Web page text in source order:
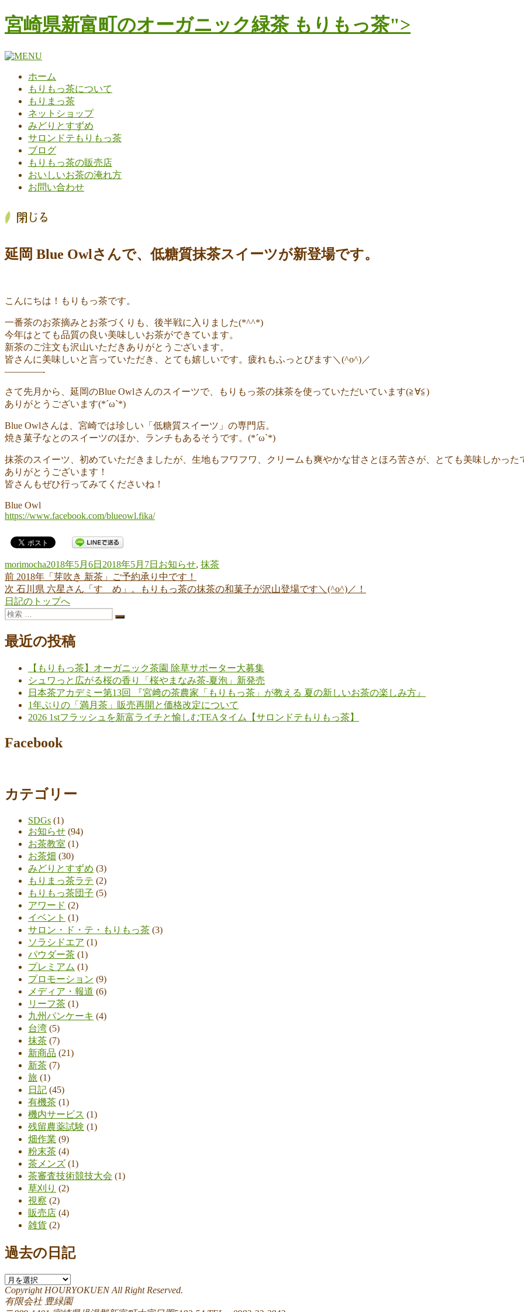
コ
ン
ン
宮崎県新富町のオーガニック緑茶 もりもっ茶">
ホーム
もりもっ茶について
もりまっ茶
ネットショップ
みどりとすずめ
サロンドテもりもっ茶
ブログ
もりもっ茶の販売店
おいしいお茶の淹れ方
お問い合わせ
延岡 Blue Owlさんで、低糖質抹茶スイーツが新登場です。
こんにちは！もりもっ茶です。
一番茶のお茶摘みとお茶づくりも、後半戦に入りました(*^^*)
今年はとても品質の良い美味しいお茶ができています。
新茶のご注文も沢山いただきありがとうございます。
皆さんに美味しいと言っていただき、とても嬉しいです。疲れもふっとびます＼(^o^)／
————-
さて先月から、延岡のBlue Owlさんのスイーツで、もりもっ茶の抹茶を使っていただいています(≧∀≦)
ありがとうございます(*´ω`*)
Blue Owlさんは、宮崎では珍しい「低糖質スイーツ」の専門店。
焼き菓子なとのスイーツのほか、ランチもあるそうです。(*´ω`*)
抹茶のスイーツ、初めていただきましたが、生地もフワフワ、クリームも爽やかな甘さとほろ苦さが、とても美味しかった
ありがとうございます！
皆さんもぜひ行ってみてくださいね！
Blue Owl
https://www.facebook.com/blueowl.fika/
投
稿
者
morimocha投
稿
日:
2018年5月6日 2018年5月7日 カ
テ
ゴ
お知らせ, 抹茶
投
稿
ナ
ビ
前 前
の
投
稿:
2018年「芽吹き 新茶」ご予約承り中です！
次 次
の
投
石川県 六星さん「すゞめ」。もりもっ茶の抹茶の和菓子が沢山登場です＼(^o^)／！
日記のトップへ
検
検
最近の投稿
【もりもっ茶】オーガニック茶園 除草サポーター大募集
シュワっと広がる桜の香り「桜やまなみ茶-夏泡」新発売
日本茶アカデミー第13回 『宮﨑の茶農家「もりもっ茶」が教える 夏の新しいお茶の楽しみ方』
1年ぶりの「満月茶」販売再開と価格改定について
2026 1stフラッシュを新富ライチと愉しむTEAタイム【サロンドテもりもっ茶】
Facebook
カテゴリー
SDGs (1)
お知らせ (94)
お茶教室 (1)
お茶畑 (30)
みどりとすずめ (3)
もりまっ茶ラテ (2)
もりもっ茶団子 (5)
アワード (2)
イベント (1)
サロン・ド・テ・もりもっ茶 (3)
ソラシドエア (1)
パウダー茶 (1)
プレミアム (1)
プロモーション (9)
メディア・報道 (6)
リーフ茶 (1)
九州パンケーキ (4)
台湾 (5)
抹茶 (7)
新商品 (21)
新茶 (7)
旅 (1)
日記 (45)
有機茶 (1)
機内サービス (1)
残留農薬試験 (1)
畑作業 (9)
粉末茶 (4)
茶メンズ (1)
茶審査技術競技大会 (1)
草刈り (2)
視察 (2)
販売店 (4)
雑貨 (2)
過去の日記
過
去
の
Copyright HOURYOKUEN All Right Reserved.
有限会社 豊緑園